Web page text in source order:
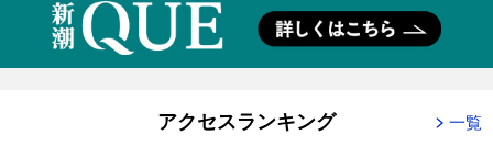
アクセスランキング 一覧